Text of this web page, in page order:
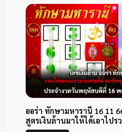
ออร่า ทักษามหารานี 16 11
สูตรเงินล้านมาให้ได้เอาไปร